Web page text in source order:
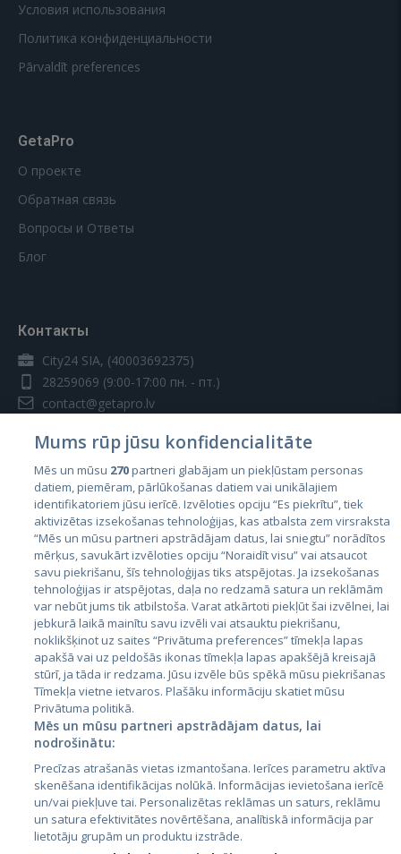
Условия использования
Политика конфиденциальности
Pārvaldīt preferences
GetaPro
О проекте
Обратная связь
Вопросы и Ответы
Блог
Контакты
City24 SIA, (40003692375)
28259069 (9:00-17:00 пн. - пт.)
contact@getapro.lv
Страны
Эстония
Латвия
Литва
City24.lv
City24.ee
GetaPro.lv
GetaPro.ee
Skelbiu.lt
CVbankas.lt
Kainos.lt
Paslaugos.lt
auto24.ee
Mums rūp jūsu konfidencialitāte
Mēs un mūsu 270partneri glabājam un piekļūstam personas
datiem, piemēram, pārlūkošanas datiem vai unikālajiem
identifikatoriem jūsu ierīcē. Izvēloties opciju “Es piekrītu”, tiek
aktivizētas izsekošanas tehnoloģijas, kas atbalsta zem virsraksta
“Mēs un mūsu partneri apstrādājam datus, lai sniegtu” norādītos
mērķus, savukārt izvēloties opciju “Noraidīt visu” vai atsaucot
savu piekrišanu, šīs tehnoloģijas tiks atspējotas. Ja izsekošanas
tehnoloģijas ir atspējotas, daļa no redzamā satura un reklāmām
var nebūt jums tik atbilstoša. Varat atkārtoti piekļūt šai izvēlnei, lai
jebkurā laikā mainītu savu izvēli vai atsauktu piekrišanu,
noklikšķinot uz saites “Privātuma preferences” tīmekļa lapas
apakšā vai uz peldošās ikonas tīmekļa lapas apakšējā kreisajā
stūrī, ja tāda ir redzama. Jūsu izvēle būs spēkā mūsu piekrišanas
Tīmekļa vietne ietvaros. Plašāku informāciju skatiet mūsu
Privātuma politikā.
Mēs un mūsu partneri apstrādājam datus, lai
nodrošinātu:
Precīzas atrašanās vietas izmantošana. Ierīces parametru aktīva
skenēšana identifikācijas nolūkā. Informācijas ievietošana ierīcē
un/vai piekļuve tai. Personalizētas reklāmas un saturs, reklāmu
un satura efektivitātes novērtēšana, analītiskā informācija par
lietotāju grupām un produktu izstrāde.